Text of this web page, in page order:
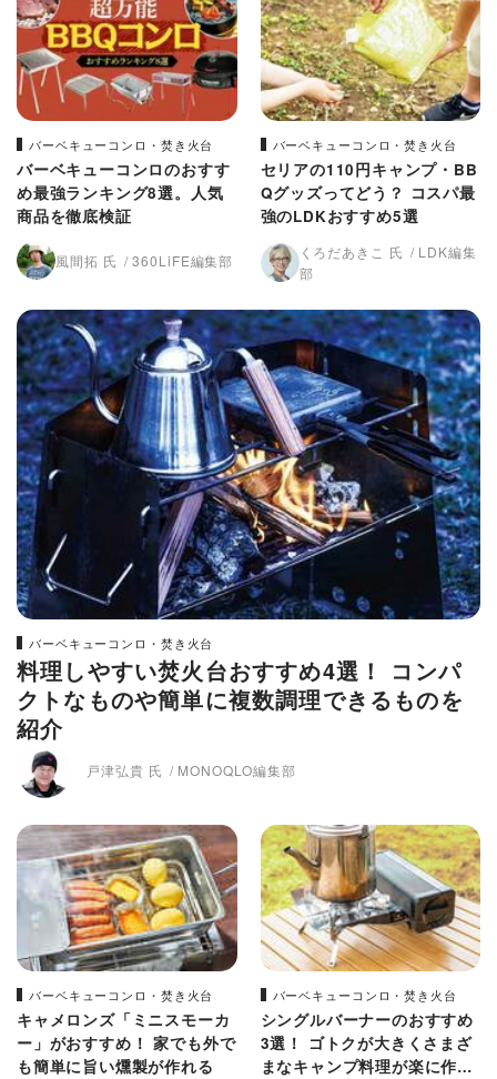
バーベキューコンロ・焚き火台
バーベキューコンロのおすす
め最強ランキング8選。人気
商品を徹底検証
風間拓 氏 360LiFE編集部
バーベキューコンロ・焚き火台
セリアの110円キャンプ・BB
Qグッズってどう？ コスパ最
強のLDKおすすめ5選
くろだあきこ 氏
LDK編集
部
バーベキューコンロ・焚き火台
料理しやすい焚火台おすすめ4選！ コンパ
クトなものや簡単に複数調理できるものを
紹介
戸津弘貴 氏 MONOQLO編集部
バーベキューコンロ・焚き火台
キャメロンズ「ミニスモーカ
ー」がおすすめ！ 家でも外で
も簡単に旨い燻製が作れる
バーベキューコンロ・焚き火台
シングルバーナーのおすすめ
3選！ ゴトクが大きくさまざ
まなキャンプ料理が楽に作れ